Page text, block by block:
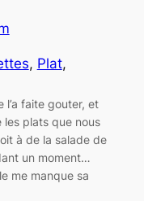
, Plat
l’a faite gouter, et
les plats que nous
à de la salade de
un moment…
me manque sa